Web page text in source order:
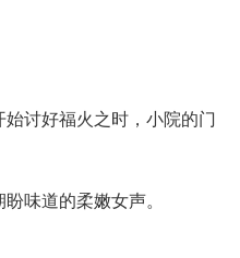
讨好福火之时，小院的门
味道的柔嫩女声。